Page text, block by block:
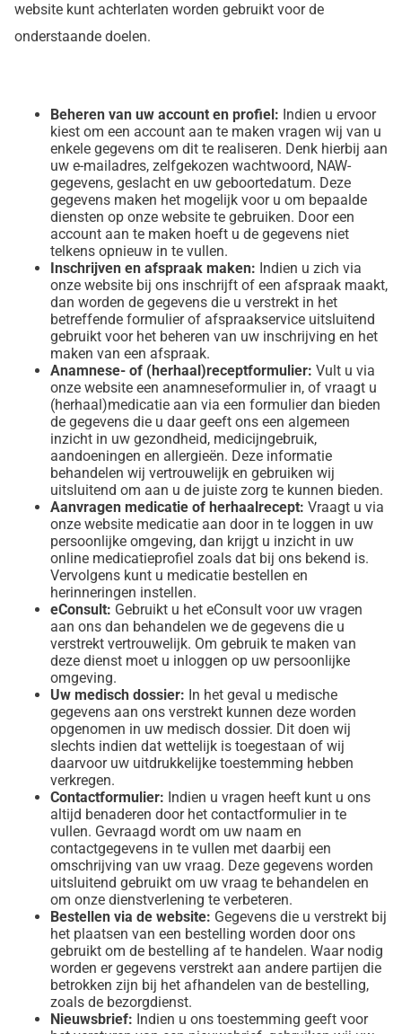
website kunt achterlaten worden gebruikt voor de
onderstaande doelen.
Beheren van uw account en profiel: Indien u ervoor
kiest om een account aan te maken vragen wij van u
enkele gegevens om dit te realiseren. Denk hierbij aan
uw e-mailadres, zelfgekozen wachtwoord, NAW-
gegevens, geslacht en uw geboortedatum. Deze
gegevens maken het mogelijk voor u om bepaalde
diensten op onze website te gebruiken. Door een
account aan te maken hoeft u de gegevens niet
telkens opnieuw in te vullen.
Inschrijven en afspraak maken: Indien u zich via
onze website bij ons inschrijft of een afspraak maakt,
dan worden de gegevens die u verstrekt in het
betreffende formulier of afspraakservice uitsluitend
gebruikt voor het beheren van uw inschrijving en het
maken van een afspraak.
Anamnese- of (herhaal)receptformulier: Vult u via
onze website een anamneseformulier in, of vraagt u
(herhaal)medicatie aan via een formulier dan bieden
de gegevens die u daar geeft ons een algemeen
inzicht in uw gezondheid, medicijngebruik,
aandoeningen en allergieën. Deze informatie
behandelen wij vertrouwelijk en gebruiken wij
uitsluitend om aan u de juiste zorg te kunnen bieden.
Aanvragen medicatie of herhaalrecept: Vraagt u via
onze website medicatie aan door in te loggen in uw
persoonlijke omgeving, dan krijgt u inzicht in uw
online medicatieprofiel zoals dat bij ons bekend is.
Vervolgens kunt u medicatie bestellen en
herinneringen instellen.
eConsult: Gebruikt u het eConsult voor uw vragen
aan ons dan behandelen we de gegevens die u
verstrekt vertrouwelijk. Om gebruik te maken van
deze dienst moet u inloggen op uw persoonlijke
omgeving.
Uw medisch dossier: In het geval u medische
gegevens aan ons verstrekt kunnen deze worden
opgenomen in uw medisch dossier. Dit doen wij
slechts indien dat wettelijk is toegestaan of wij
daarvoor uw uitdrukkelijke toestemming hebben
verkregen.
Contactformulier: Indien u vragen heeft kunt u ons
altijd benaderen door het contactformulier in te
vullen. Gevraagd wordt om uw naam en
contactgegevens in te vullen met daarbij een
omschrijving van uw vraag. Deze gegevens worden
uitsluitend gebruikt om uw vraag te behandelen en
om onze dienstverlening te verbeteren.
Bestellen via de website: Gegevens die u verstrekt bij
het plaatsen van een bestelling worden door ons
gebruikt om de bestelling af te handelen. Waar nodig
worden er gegevens verstrekt aan andere partijen die
betrokken zijn bij het afhandelen van de bestelling,
zoals de bezorgdienst.
Nieuwsbrief: Indien u ons toestemming geeft voor